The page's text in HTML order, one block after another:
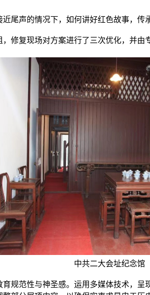
声的情况下，如何讲好红色故事，传
复现场对方案进行了三次优化，并由
中共二大会址纪念馆
范性与神圣感。运用多媒体技术，呈